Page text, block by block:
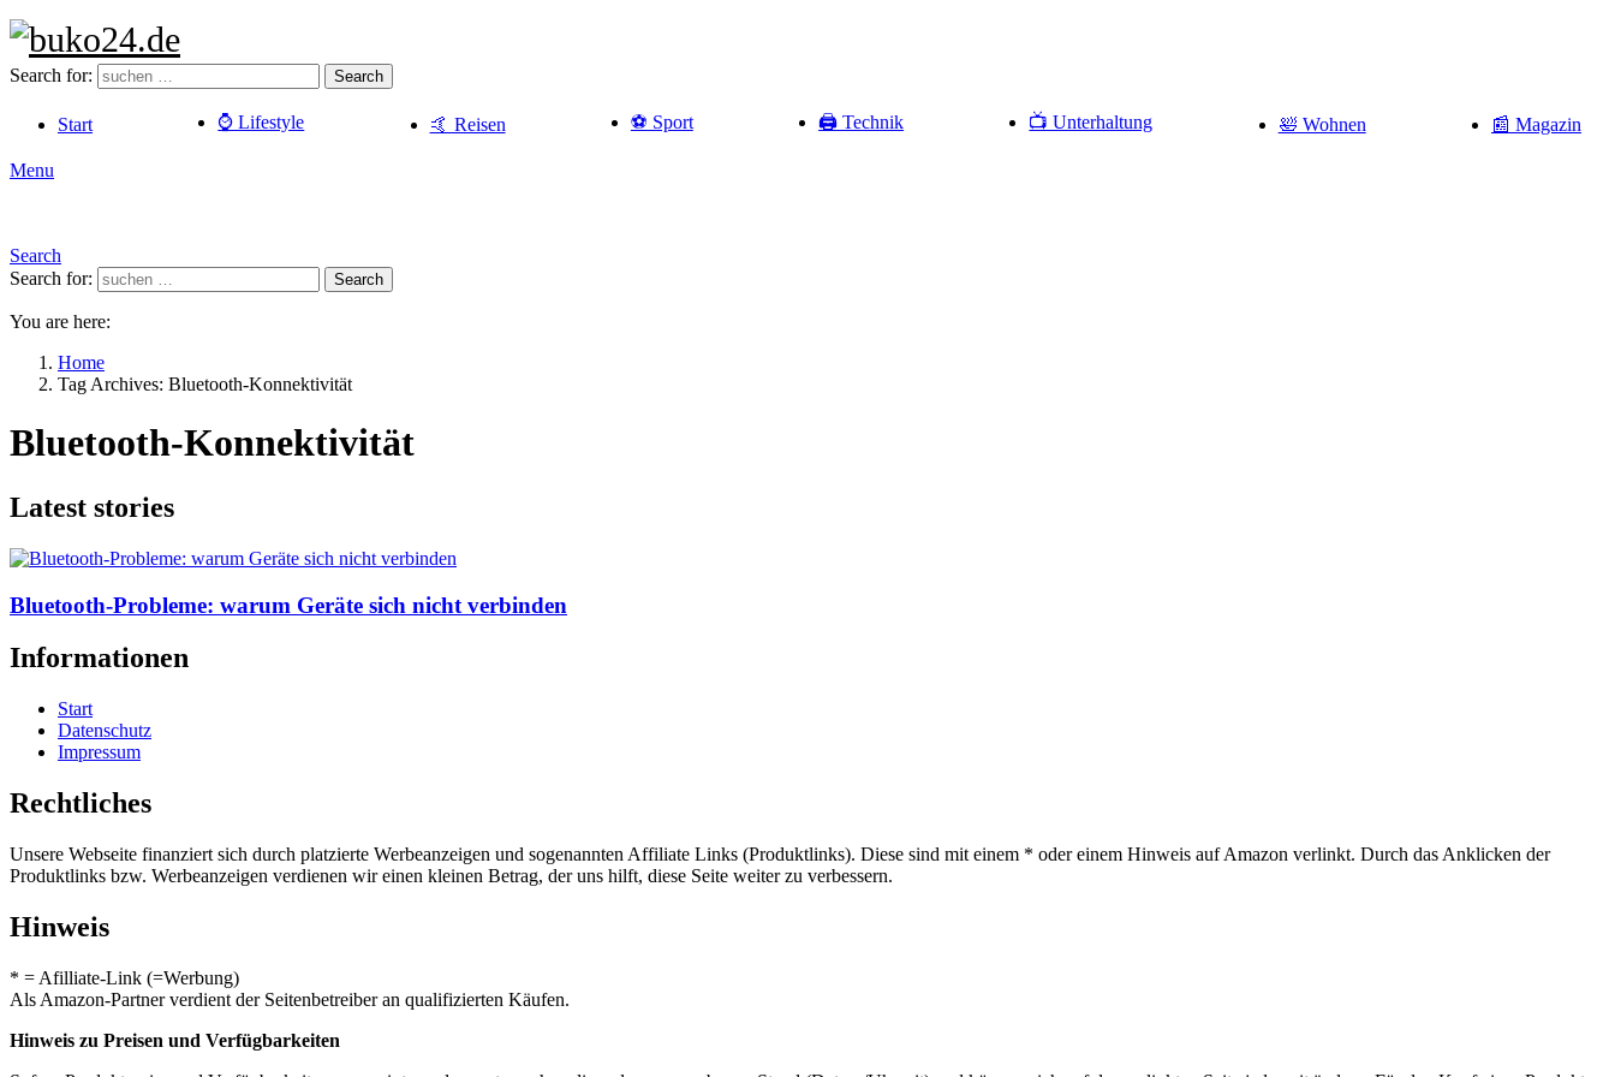
Search for: Search
Start ⌚️ Lifestyle 🤙 Reisen ⚽️ Sport 🖨️ Technik 📺 Unterhaltung 🛀 Wohnen 📰 Magazin
Menu
Search
Search for:
Search
You are here:
Home
Tag Archives: Bluetooth-Konnektivität
Bluetooth-Konnektivität
Latest stories
Bluetooth-Probleme: warum Geräte sich nicht verbinden
Informationen
Start
Datenschutz
Impressum
Rechtliches
Unsere Webseite finanziert sich durch platzierte Werbeanzeigen und sogenannten Affiliate Links (Produktlinks). Diese sind mit einem * oder einem Hinweis auf Amazon verlinkt. Durch das Anklicken der
Produktlinks bzw. Werbeanzeigen verdienen wir einen kleinen Betrag, der uns hilft, diese Seite weiter zu verbessern.
Hinweis
* = Afilliate-Link (=Werbung)
Als Amazon-Partner verdient der Seitenbetreiber an qualifizierten Käufen.
Hinweis zu Preisen und Verfügbarkeiten